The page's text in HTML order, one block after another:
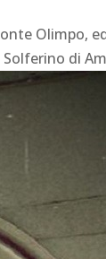
Olimpo,
Solferino di